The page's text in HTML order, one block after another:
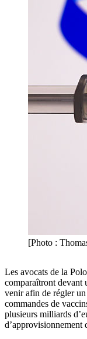
[Photo :
Les avocats de la
comparaîtront devant
venir afin de régler
commandes de
plusieurs milliards
d’approvisionnement